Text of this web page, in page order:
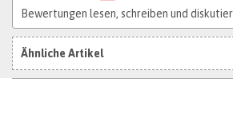
Bewertungen lesen, schreiben und
Ähnliche Artikel